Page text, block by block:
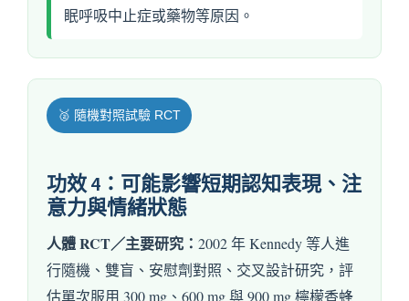
眠呼吸中止症或藥物等原因。
🥈 隨機對照試驗 RCT
功效 4：可能影響短期認知表現、注
意力與情緒狀態
人體 RCT／主要研究： 2002 年 Kennedy 等人進
行隨機、雙盲、安慰劑對照、交叉設計研究，評
估單次服用 300 mg、600 mg 與 900 mg 檸檬香蜂